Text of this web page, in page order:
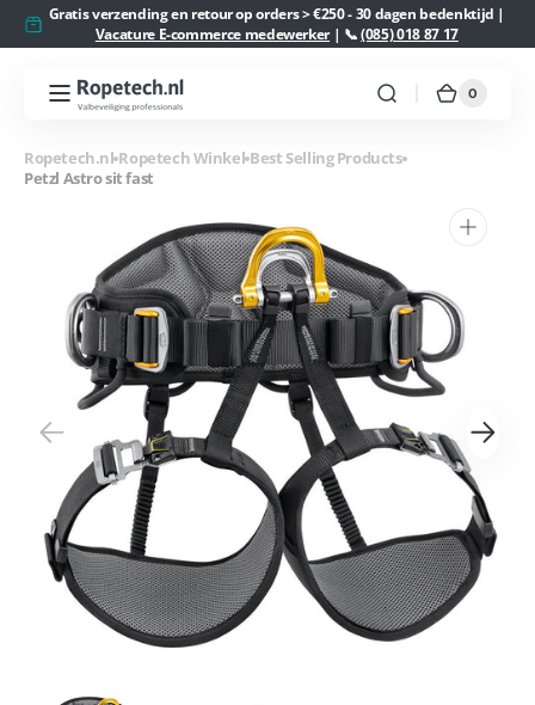
naar de
content
Gratis verzending en retour op orders > €250 - 30 dagen bedenktijd |
Vacature E-commerce medewerker| 📞(085) 018 87 17
Ropetech.nl 0
0
media
openen
in
galerieweergave
Ropetech.nl Ropetech Winkel Best Selling Products
Petzl Astro sit fast